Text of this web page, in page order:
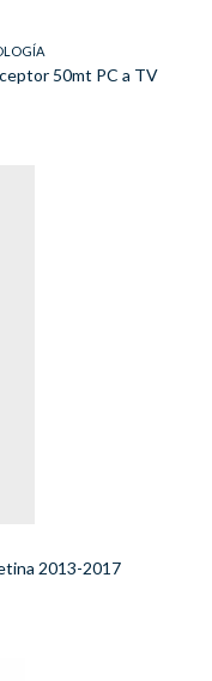
50mt PC a TV
2013-2017